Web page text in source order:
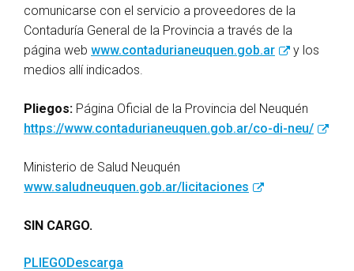
comunicarse con el servicio a proveedores de la
Contaduría General de la Provincia a través de la
página web www.contadurianeuquen.gob.ar
y los
medios allí indicados.
Pliegos: Página Oficial de la Provincia del Neuquén
https://www.contadurianeuquen.gob.ar/co-di-neu/
Ministerio de Salud Neuquén
www.saludneuquen.gob.ar/licitaciones
SIN CARGO.
PLIEGODescarga